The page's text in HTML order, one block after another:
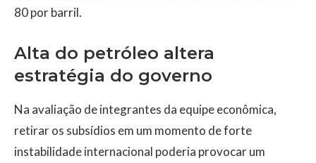
80 por barril.
Alta do petróleo altera
estratégia do governo
Na avaliação de integrantes da equipe econômica,
retirar os subsídios em um momento de forte
instabilidade internacional poderia provocar um